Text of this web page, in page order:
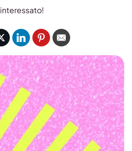
interessato!